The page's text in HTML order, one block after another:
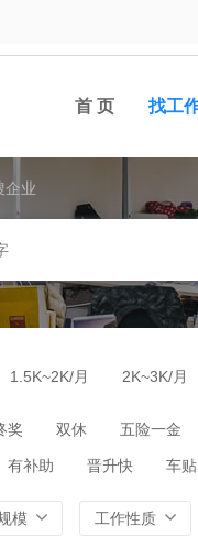
首 页 找工
企业
1.5K~2K/月 2K~3K/月
奖 双休 五险一金
有补助 晋升快 车贴
模 工作性质